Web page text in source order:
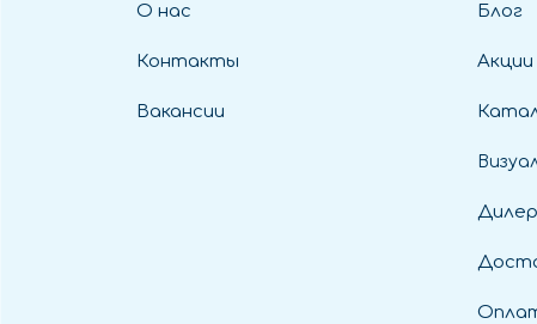
О нас
Контакты
Вакансии
Блог
Акции